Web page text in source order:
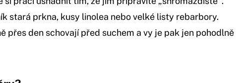
stará prkna, kusy linolea nebo velké listy rebarbory.
přes den schovají před suchem a vy je pak jen pohodlně